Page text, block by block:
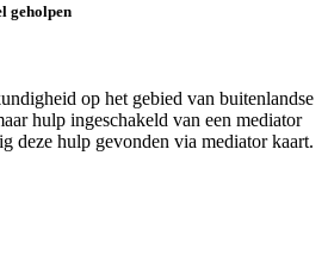
geholpen
op het gebied van buitenlandse
hulp ingeschakeld van een mediator
deze hulp gevonden via mediator kaart.